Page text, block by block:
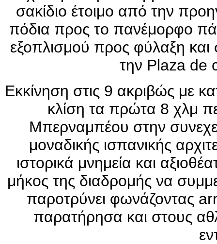
σακίδιο έτοιμο από την
πόδια προς το πανέμορφο
εξοπλισμού προς φύλαξη και
την Plaza de
Εκκίνηση στις 9 ακριβώς με
κλίση τα πρώτα 8 χλμ
Μπερναμπέου στην
μοναδικής ισπανικής
ιστορικά μνημεία και
μήκος της διαδρομής να
παροτρύνει φωνάζοντας
παρατήρησα και στους